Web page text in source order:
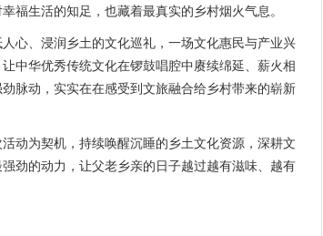
福生活的知足，也藏着最真实的乡村烟火气息。
、浸润乡土的文化巡礼，一场文化惠民与产业兴
中华优秀传统文化在锣鼓唱腔中赓续绵延、薪火相
脉动，实实在在感受到文旅融合给乡村带来的崭新
为契机，持续唤醒沉睡的乡土文化资源，深耕文
劲的动力，让父老乡亲的日子越过越有滋味、越有